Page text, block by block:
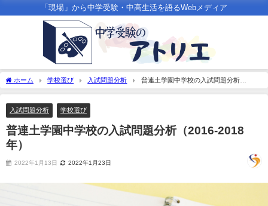
「現場」から中学受験・中高生活を語るWebメディア
ホーム 学校選び 入試問題分析
普連土学園中学校の入試問題分析
（2016-2018年）
入試問題分析 学校選び
普連土学園中学校の入試問題分析（2016-2018
年）
2022年1月13日 2022年1月23日